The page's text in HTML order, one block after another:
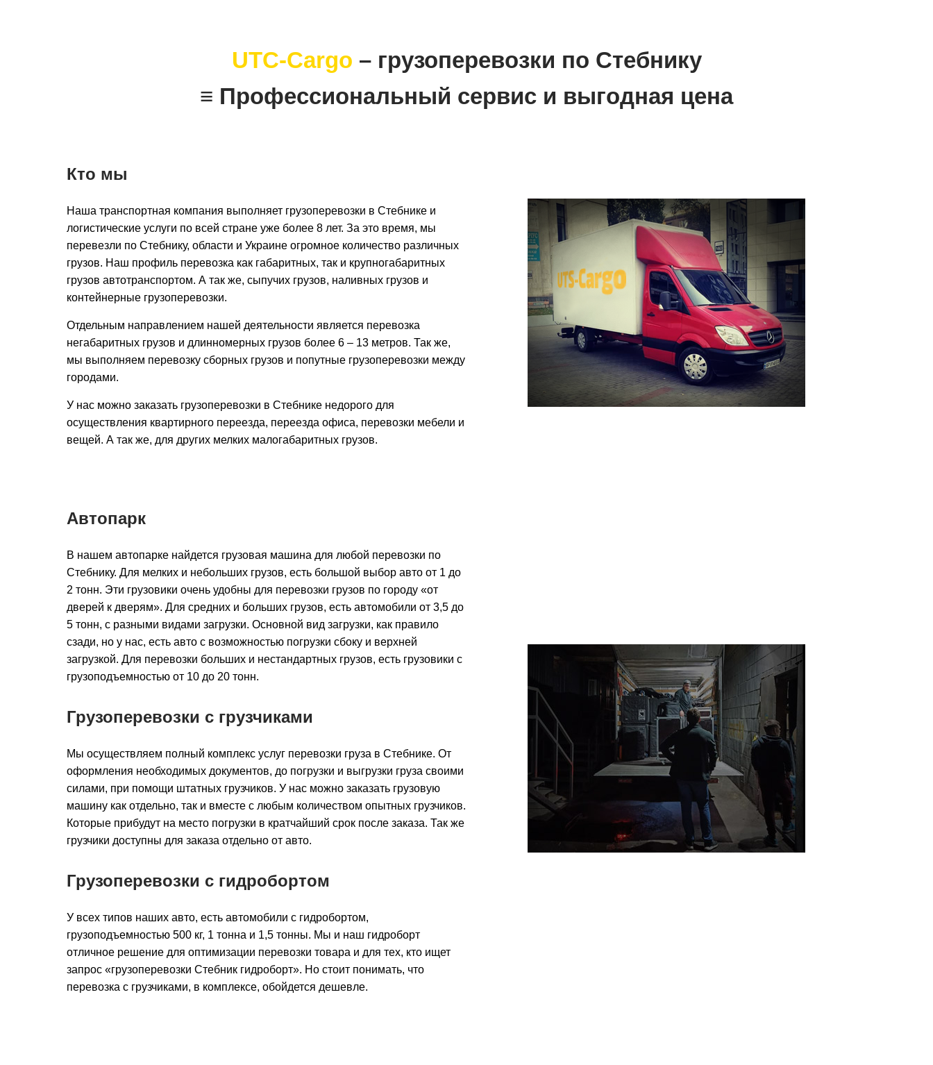
UTC-Cargo – грузоперевозки по Стебнику
≡ Профессиональный сервис и выгодная цена
Кто мы
Наша транспортная компания выполняет грузоперевозки в Стебнике и
логистические услуги по всей стране уже более 8 лет. За это время, мы
перевезли по Стебнику, области и Украине огромное количество различных
грузов. Наш профиль перевозка как габаритных, так и крупногабаритных
грузов автотранспортом. А так же, сыпучих грузов, наливных грузов и
контейнерные грузоперевозки.
Отдельным направлением нашей деятельности является перевозка
негабаритных грузов и длинномерных грузов более 6 – 13 метров. Так же,
мы выполняем перевозку сборных грузов и попутные грузоперевозки между
городами.
У нас можно заказать грузоперевозки в Стебнике недорого для
осуществления квартирного переезда, переезда офиса, перевозки мебели и
вещей. А так же, для других мелких малогабаритных грузов.
Автопарк
В нашем автопарке найдется грузовая машина для любой перевозки по
Стебнику. Для мелких и небольших грузов, есть большой выбор авто от 1 до
2 тонн. Эти грузовики очень удобны для перевозки грузов по городу «от
дверей к дверям». Для средних и больших грузов, есть автомобили от 3,5 до
5 тонн, с разными видами загрузки. Основной вид загрузки, как правило
сзади, но у нас, есть авто с возможностью погрузки сбоку и верхней
загрузкой. Для перевозки больших и нестандартных грузов, есть грузовики с
грузоподъемностью от 10 до 20 тонн.
Грузоперевозки с грузчиками
Мы осуществляем полный комплекс услуг перевозки груза в Стебнике. От
оформления необходимых документов, до погрузки и выгрузки груза своими
силами, при помощи штатных грузчиков. У нас можно заказать грузовую
машину как отдельно, так и вместе с любым количеством опытных грузчиков.
Которые прибудут на место погрузки в кратчайший срок после заказа. Так же
грузчики доступны для заказа отдельно от авто.
Грузоперевозки с гидробортом
У всех типов наших авто, есть автомобили с гидробортом,
грузоподъемностью 500 кг, 1 тонна и 1,5 тонны. Мы и наш гидроборт
отличное решение для оптимизации перевозки товара и для тех, кто ищет
запрос «грузоперевозки Стебник гидроборт». Но стоит понимать, что
перевозка с грузчиками, в комплексе, обойдется дешевле.